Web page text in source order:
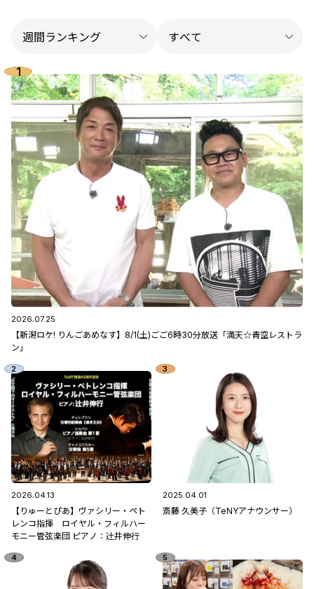
2026.07.25
【新潟ロケ! りんごあめなす】8/1(土)ごご6時30分放送「満天☆青空レストラ
ン」
2026.04.13
【りゅーとぴあ】ヴァシリー・ペト
レンコ指揮 ロイヤル・フィルハー
モニー管弦楽団 ピアノ：辻󠄀井伸行
2025.04.01
斎藤 久美子（TeNYアナウンサー）